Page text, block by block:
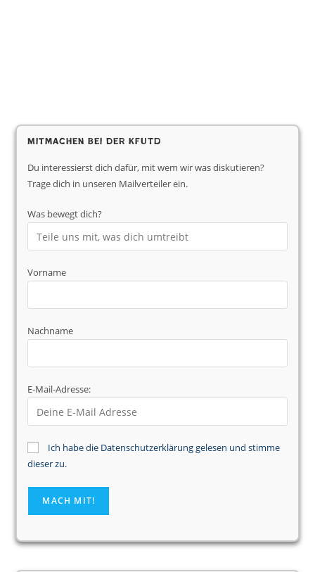
Mitmachen bei der KfUTD
Du interessierst dich dafür, mit wem wir was diskutieren?
Trage dich in unseren Mailverteiler ein.
Was bewegt dich?
Vorname
Nachname
E-Mail-Adresse:
Ich habe die Datenschutzerklärung gelesen und stimme
dieser zu.